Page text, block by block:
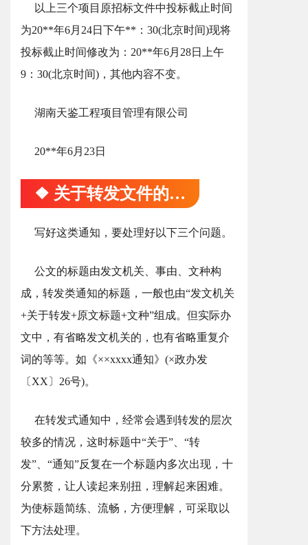
以上三个项目原招标文件中投标截止时间
为20**年6月24日下午**：30(北京时间)现将
投标截止时间修改为：20**年6月28日上午
9：30(北京时间)，其他内容不变。
湖南天鉴工程项目管理有限公司
20**年6月23日
❖ 关于转发文件的通知
写好这类通知，要处理好以下三个问题。
公文的标题由发文机关、事由、文种构
成，转发类通知的标题，一般也由“发文机关
+关于转发+原文标题+文种”组成。但实际办
文中，有省略发文机关的，也有省略重复介
词的等等。如《××xxxx通知》(×政办发
〔XX〕26号)。
在转发式通知中，经常会遇到转发的层次
较多的情况，这时标题中“关于”、“转
发”、“通知”反复在一个标题内多次出现，十
分累赘，让人读起来别扭，理解起来困难。
为使标题简练、流畅，方便理解，可采取以
下方法处理。